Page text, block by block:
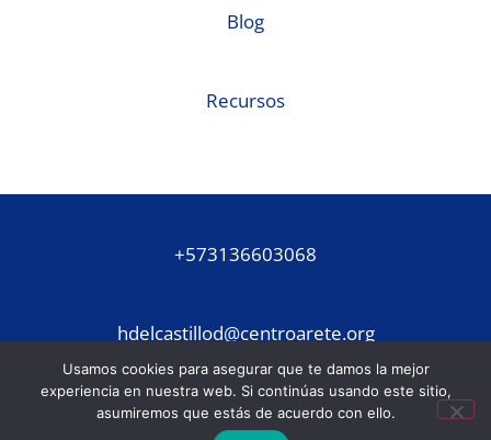
Blog
Recursos
+573136603068
hdelcastillod@centroarete.org
Usamos cookies para asegurar que te damos la mejor
experiencia en nuestra web. Si continúas usando este sitio,
asumiremos que estás de acuerdo con ello.